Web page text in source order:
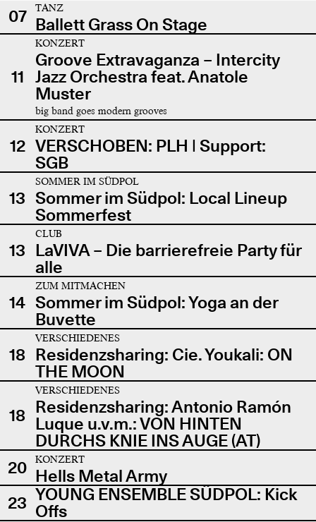
07
TANZ
Ballett Grass On Stage
11
KONZERT
Groove Extravaganza – Intercity
Jazz Orchestra feat. Anatole
Muster
big band goes modern grooves
12
KONZERT
VERSCHOBEN: PLH | Support:
SGB
13
SOMMER IM SÜDPOL
Sommer im Südpol: Local Lineup
Sommerfest
13
CLUB
LaVIVA – Die barrierefreie Party für
alle
14
ZUM MITMACHEN
Sommer im Südpol: Yoga an der
Buvette
18
VERSCHIEDENES
Residenzsharing: Cie. Youkali: ON
THE MOON
18
VERSCHIEDENES
Residenzsharing: Antonio Ramón
Luque u.v.m.: VON HINTEN
DURCHS KNIE INS AUGE (AT)
20
KONZERT
Hells Metal Army
23 YOUNG ENSEMBLE SÜDPOL: Kick
Offs